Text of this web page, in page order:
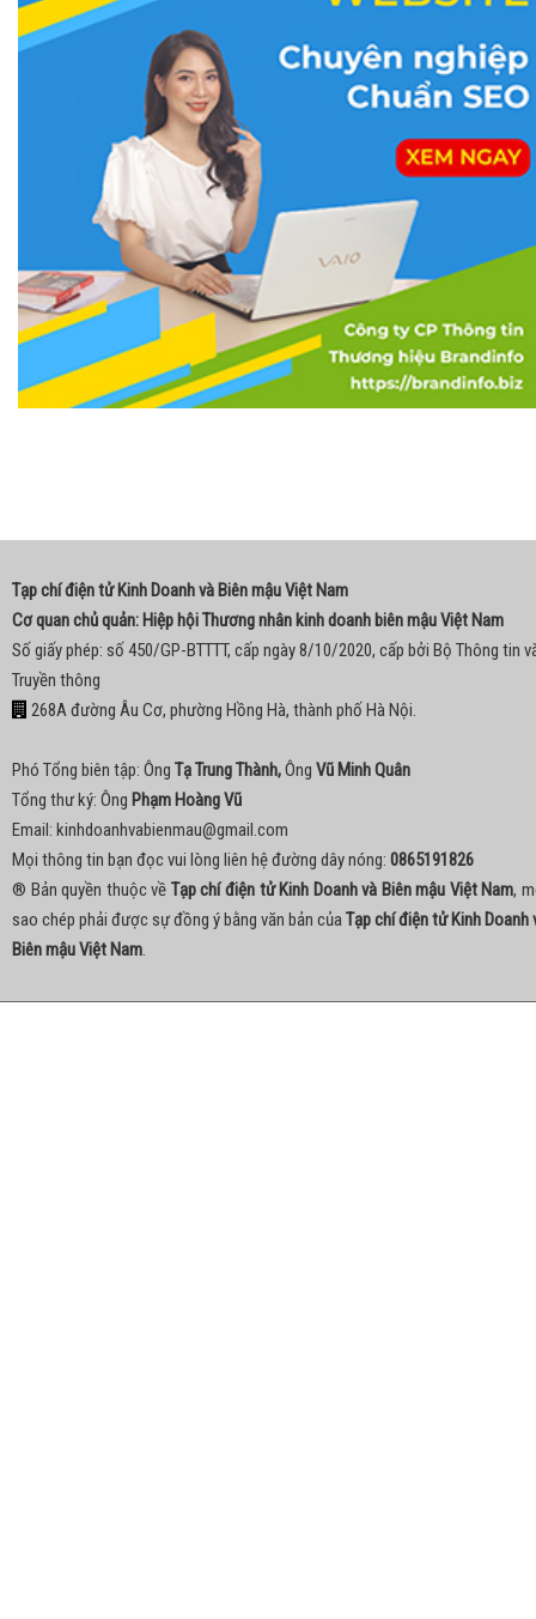
Tạp chí điện tử Kinh Doanh và Biên mậu Việt Nam
Cơ quan chủ quản: Hiệp hội Thương nhân kinh doanh biên mậu Việt Nam
Số giấy phép: số 450/GP-BTTTT, cấp ngày 8/10/2020, cấp bởi Bộ Thông tin
Truyền thông
268A đường Âu Cơ, phường Hồng Hà, thành phố Hà Nội.
Phó Tổng biên tập: Ông Tạ Trung Thành,Ông Vũ Minh Quân
Tổng thư ký: Ông Phạm Hoàng Vũ
Email: kinhdoanhvabienmau@gmail.com
Mọi thông tin bạn đọc vui lòng liên hệ đường dây nóng: 0865191826
® Bản quyền thuộc về Tạp chí điện tử Kinh Doanh và Biên mậu Việt Nam,
sao chép phải được sự đồng ý bằng văn bản củaTạp chí điện tử Kinh Doanh
Biên mậu Việt Nam.